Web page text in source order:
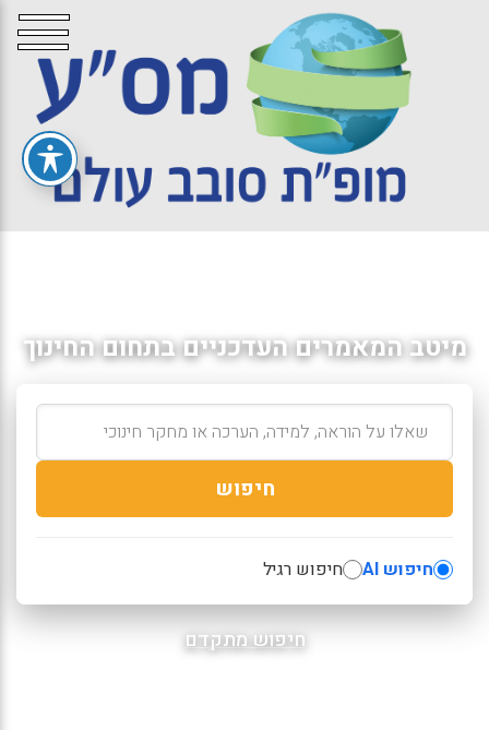
מיטב המאמרים העדכניים בתחום החינוך
חיפוש
חיפוש AI חיפוש רגיל
חיפוש מתקדם